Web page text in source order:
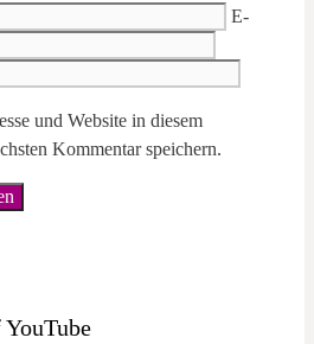
E-
und Website in diesem
Kommentar speichern.